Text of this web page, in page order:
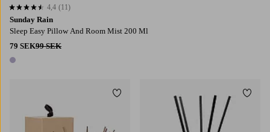
Sunday Rain
Sleep Easy Pillow And Room Mist 200 Ml
79 SEK99 SEK
1 färg
4,4 baserat på 11 st betyg
4,4 (11)
Lägg till i favoriter